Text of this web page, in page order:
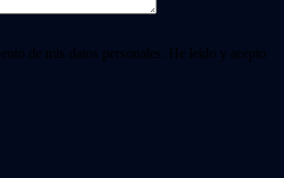
de mis datos personales. He leído y acepto